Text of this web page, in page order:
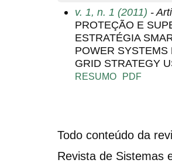
v. 1, n. 1 (2011) -
PROTEÇÃO E
ESTRATÉGIA
POWER
GRID STRATEGY
RESUMO PDF
Todo conteúdo da
Revista de Sistemas